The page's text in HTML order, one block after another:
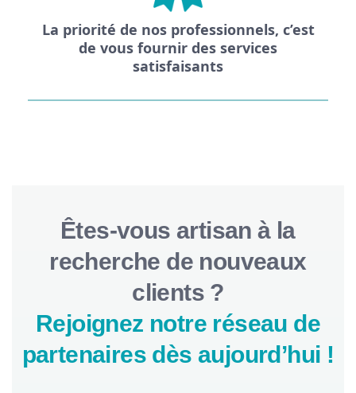
La priorité de nos professionnels, c’est
de vous fournir des services
satisfaisants
Êtes-vous artisan à la
recherche de nouveaux
clients ?
Rejoignez notre réseau de
partenaires dès aujourd’hui !